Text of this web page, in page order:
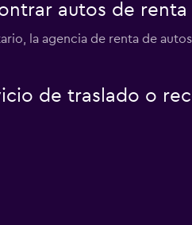
autos de
la agencia de renta de
de traslado o